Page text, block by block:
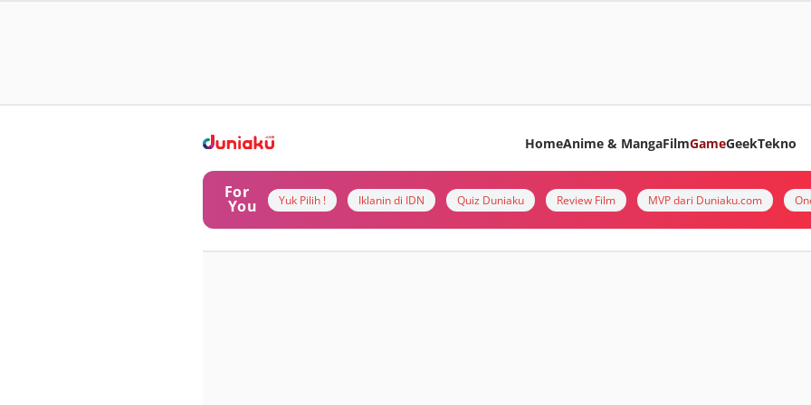
HomeAnime & MangaFilmGameGeekTekno
For
You Yuk Pilih ! Iklanin di IDN Quiz Duniaku Review Film MVP dari Duniaku.com